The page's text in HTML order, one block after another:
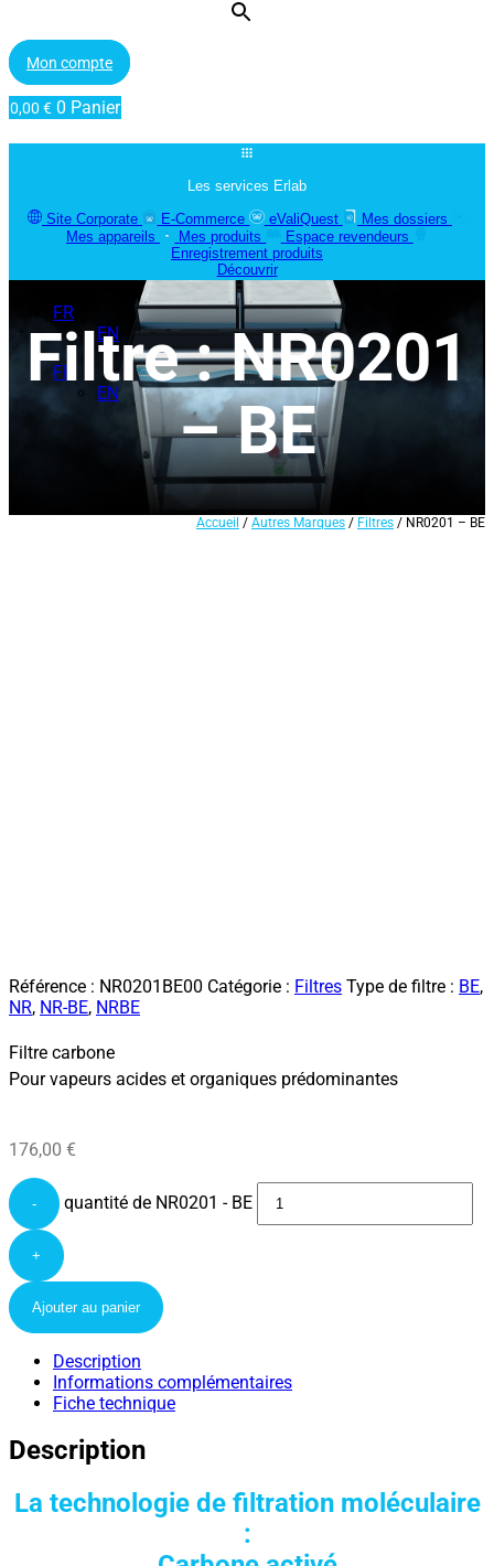
Mon compte
0,00 € 0 Panier
Les services Erlab
Site Corporate
E-Commerce eValiQuest
Mes dossiers
Mes appareils
Mes produits
Espace revendeurs
Enregistrement produits
Découvrir
FR
EN
FR
EN
Filtre : NR0201
– BE
Accueil / Autres Marques / Filtres / NR0201 – BE
Référence : NR0201BE00 Catégorie : Filtres Type de filtre : BE,
NR, NR-BE, NRBE
Filtre carbone
Pour vapeurs acides et organiques prédominantes
176,00 €
- quantité de NR0201 - BE
+
Ajouter au panier
Description
Informations complémentaires
Fiche technique
Description
La technologie de filtration moléculaire
: